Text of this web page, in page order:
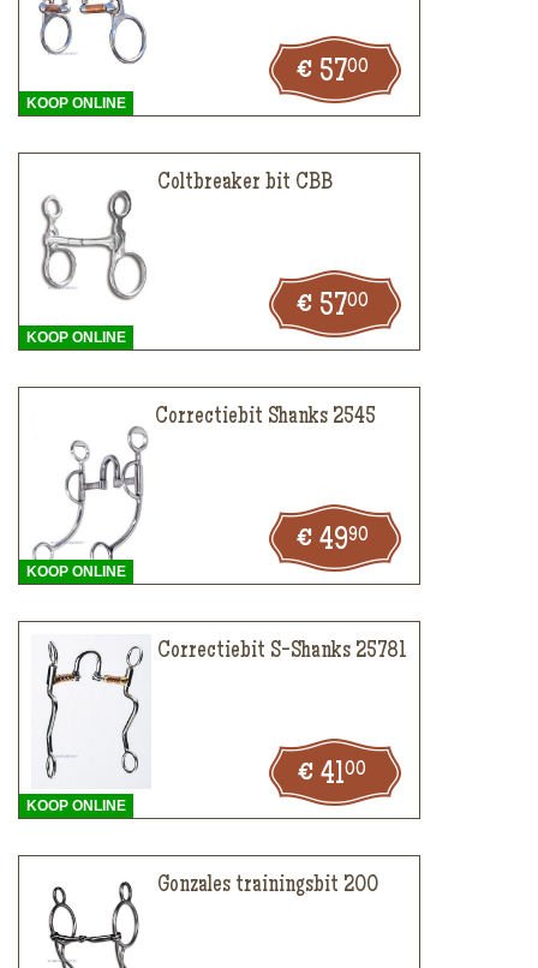
5700
KOOP ONLINE
Coltbreaker bit CBB
5700
KOOP ONLINE
Correctiebit Shanks 2545
4990
KOOP ONLINE
Correctiebit S-Shanks 25781
4100
KOOP ONLINE
Gonzales trainingsbit 200